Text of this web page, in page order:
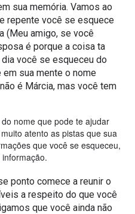
sua memória. Vamos ao
repente você se esquece
(Meu amigo, se você
é porque a coisa ta
você se esqueceu do
em sua mente o nome
é Márcia, mas você tem
nome que pode te ajudar
atento as pistas que sua
que você se esqueceu,
ponto comece a reunir o
a respeito do que você
que você ainda não